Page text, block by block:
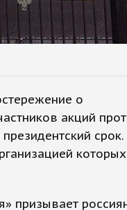
о
акций
срок.
которых
призывает